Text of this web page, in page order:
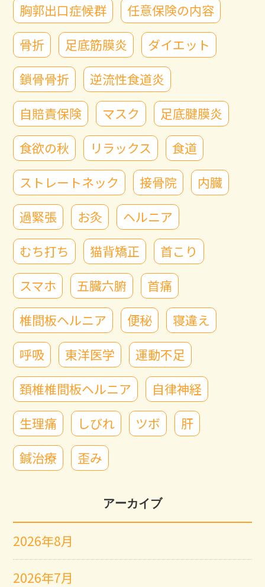
胸郭出口症候群
任意保険の内容
骨折
足底筋膜炎
ダイエット
鎖骨骨折
逆流性食道炎
自賠責保険
マスク
足底腱膜炎
食欲の秋
リラックス
食道
ストレートネック
接骨院
内臓
過緊張
お灸
ヘルニア
むち打ち
猫背矯正
首こり
スマホ
五臓六腑
首痛
椎間板ヘルニア
便秘
寝違え
呼吸
東洋医学
運動不足
頚椎椎間板ヘルニア
自律神経
生理痛
しびれ ツボ
肝
鍼治療
歪み
アーカイブ
2026年8月
2026年7月